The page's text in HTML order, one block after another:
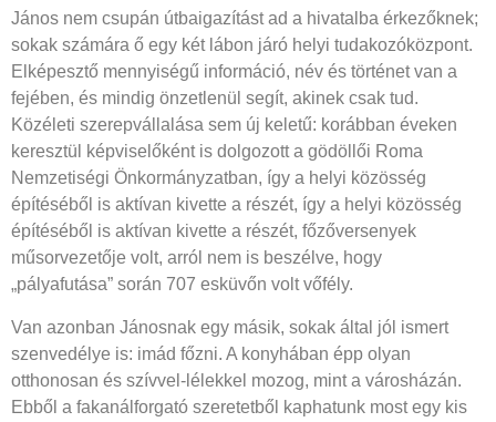
János nem csupán útbaigazítást ad a hivatalba érkezőknek;
sokak számára ő egy két lábon járó helyi tudakozóközpont.
Elképesztő mennyiségű információ, név és történet van a
fejében, és mindig önzetlenül segít, akinek csak tud.
Közéleti szerepvállalása sem új keletű: korábban éveken
keresztül képviselőként is dolgozott a gödöllői Roma
Nemzetiségi Önkormányzatban, így a helyi közösség
építéséből is aktívan kivette a részét, így a helyi közösség
építéséből is aktívan kivette a részét, főzőversenyek
műsorvezetője volt, arról nem is beszélve, hogy
„pályafutása” során 707 esküvőn volt vőfély.
Van azonban Jánosnak egy másik, sokak által jól ismert
szenvedélye is: imád főzni. A konyhában épp olyan
otthonosan és szívvel-lélekkel mozog, mint a városházán.
Ebből a fakanálforgató szeretetből kaphatunk most egy kis